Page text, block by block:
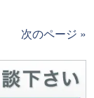
次のページ »